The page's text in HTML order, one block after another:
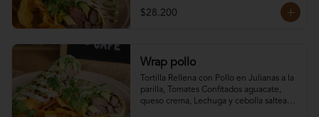
$28.200
Wrap pollo
Tortilla Rellena con Pollo en Julianas a la
parilla, Tomates Confitados aguacate,
queso crema, Lechuga y cebolla salteada,